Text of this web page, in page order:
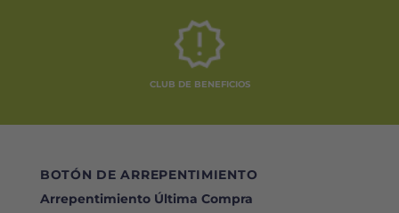
CLUB DE BENEFICIOS
BOTÓN DE ARREPENTIMIENTO
Arrepentimiento Última Compra